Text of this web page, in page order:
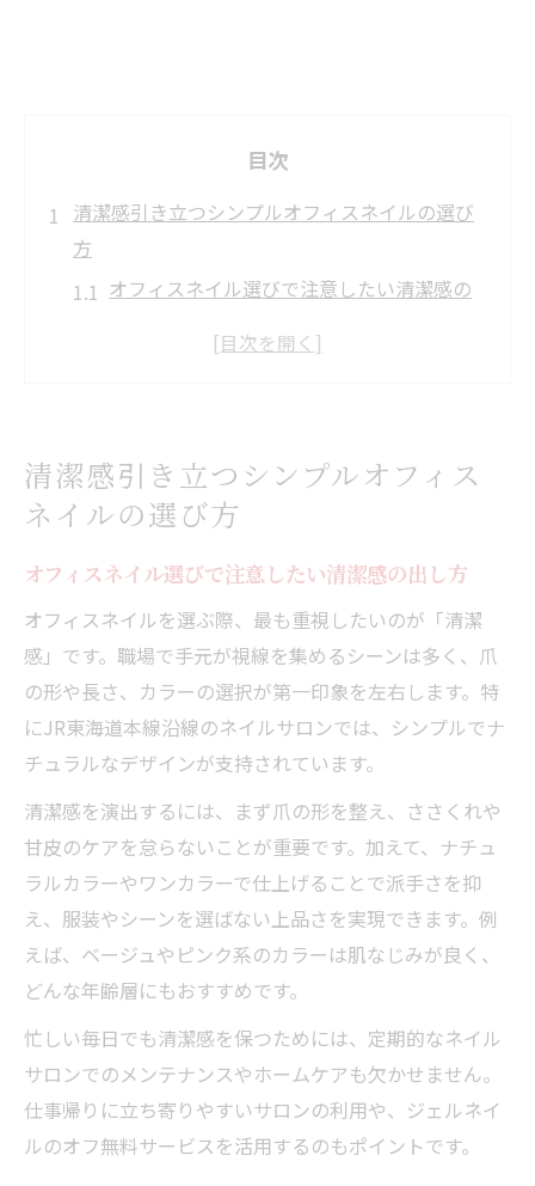
目次
清潔感引き立つシンプルオフィスネイルの選び
方
オフィスネイル選びで注意したい清潔感の
ト解説
肌になじむシンプルオフィスネイルの選択
職場で好印象を与えるオフィスネイルのコ
ツ
JR東海道本線沿線で見つける理想のオフィスネ
イル
JR東海道本線沿線で人気のオフィスネイル
通勤ルートに合わせたシンプルネイルサロ
ンの探し方
東海エリアのオフィスネイル対応サロンの
特徴
ホットペッパービューティーで沿線サロン
駅近で見つかるオフィスネイルサロンの選
び方
清潔感引き立つシンプルオフィス
ネイルの選び方
オフィスネイル選びで注意したい清潔感の出し方
オフィスネイルを選ぶ際、最も重視したいのが「清潔
感」です。職場で手元が視線を集めるシーンは多く、爪
の形や長さ、カラーの選択が第一印象を左右します。特
にJR東海道本線沿線のネイルサロンでは、シンプルでナ
チュラルなデザインが支持されています。
清潔感を演出するには、まず爪の形を整え、ささくれや
甘皮のケアを怠らないことが重要です。加えて、ナチュ
ラルカラーやワンカラーで仕上げることで派手さを抑
え、服装やシーンを選ばない上品さを実現できます。例
えば、ベージュやピンク系のカラーは肌なじみが良く、
どんな年齢層にもおすすめです。
忙しい毎日でも清潔感を保つためには、定期的なネイル
サロンでのメンテナンスやホームケアも欠かせません。
仕事帰りに立ち寄りやすいサロンの利用や、ジェルネイ
ルのオフ無料サービスを活用するのもポイントです。